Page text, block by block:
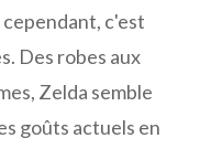
c'est
Des robes aux
Zelda semble
goûts actuels en